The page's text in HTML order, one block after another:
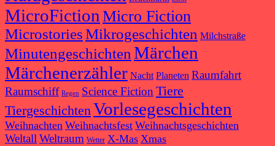
MicroFictionMicro Fiction
MicrostoriesMikrogeschichten Milchstraße
MinutengeschichtenMärchen
Märchenerzähler Nacht Planeten Raumfahrt
Raumschiff Regen Science FictionTiere
TiergeschichtenVorlesegeschichten
Weihnachten Weihnachtsfest Weihnachtsgeschichten
WeltallWeltraum Wetter X-Mas Xmas